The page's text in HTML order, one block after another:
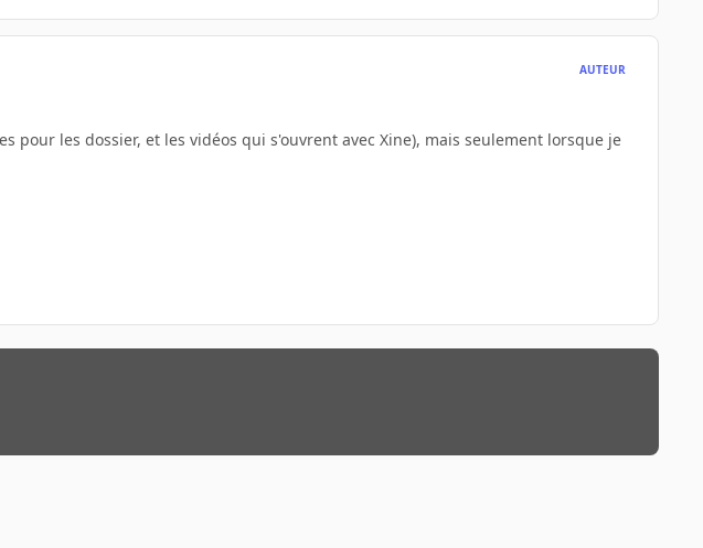
AUTEUR
pour les dossier, et les vidéos qui s'ouvrent avec Xine), mais seulement lorsque je